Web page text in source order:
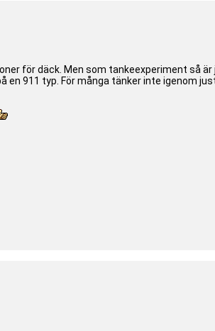
för däck. Men som tankeexperiment så
en 911 typ. För många tänker inte igenom